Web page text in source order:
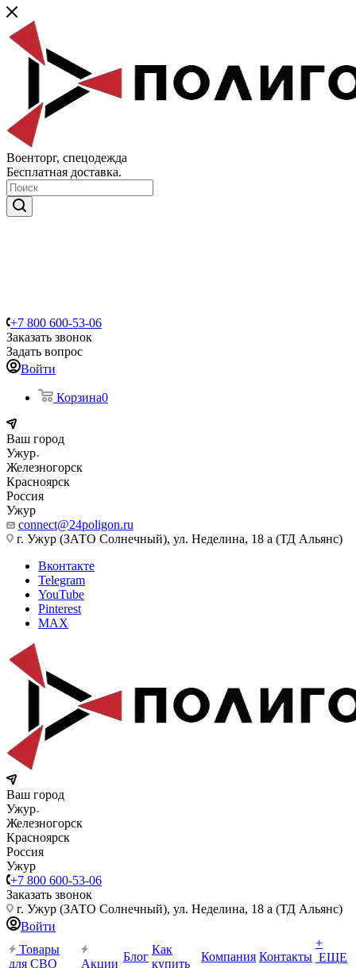
Военторг, спецодежда
Бесплатная доставка.
+7 800 600-53-06
Заказать звонок
Задать вопрос
Войти
Корзина0
Ваш город
Ужур
Железногорск
Красноярск
Россия
Ужур
connect@24poligon.ru
г. Ужур (ЗАТО Солнечный), ул. Неделина, 18 а (ТД Альянс)
Вконтакте
Telegram
YouTube
Pinterest
MAX
Ваш город
Ужур
Железногорск
Красноярск
Россия
Ужур
+7 800 600-53-06
Заказать звонок
г. Ужур (ЗАТО Солнечный), ул. Неделина, 18 а (ТД Альянс)
Войти
Товары
для СВО
Акции
Блог
Как
купить
Компания Контакты
+
ЕЩЕ